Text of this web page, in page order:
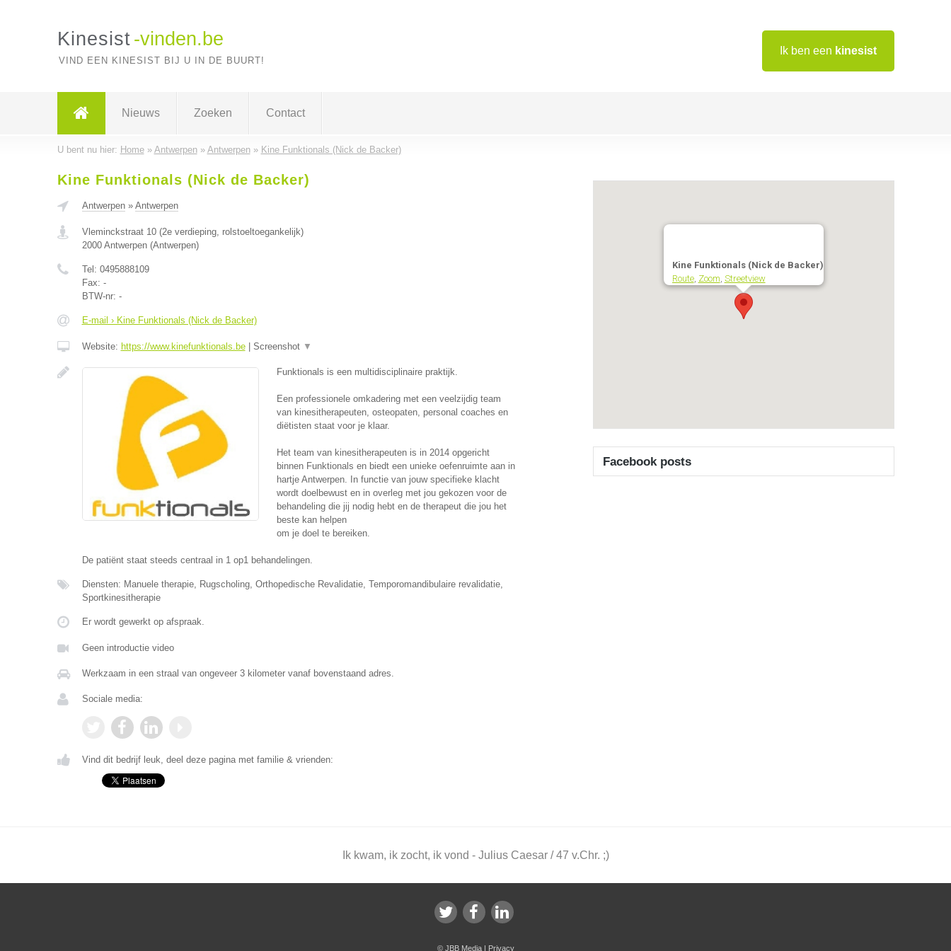
Ik ben een kinesist
Kinesist -vinden.be
VIND EEN KINESIST BIJ U IN DE BUURT!
Nieuws Zoeken Contact
U bent nu hier: Home» Antwerpen» Antwerpen» Kine Funktionals (Nick de Backer)
Kine Funktionals (Nick de Backer)
Antwerpen» Antwerpen
Vleminckstraat 10 (2e verdieping, rolstoeltoegankelijk)
2000 Antwerpen(Antwerpen)
Tel: 0495888109
Fax: -
BTW-nr: -
E-mail › Kine Funktionals (Nick de Backer)
Website: https://www.kinefunktionals.be| Screenshot ▼
Funktionals is een multidisciplinaire praktijk.
Een professionele omkadering met een veelzijdig team
van kinesitherapeuten, osteopaten, personal coaches en
diëtisten staat voor je klaar.
Het team van kinesitherapeuten is in 2014 opgericht
binnen Funktionals en biedt een unieke oefenruimte aan in
hartje Antwerpen. In functie van jouw specifieke klacht
wordt doelbewust en in overleg met jou gekozen voor de
behandeling die jij nodig hebt en de therapeut die jou het
beste kan helpen
om je doel te bereiken.
De patiënt staat steeds centraal in 1 op1 behandelingen.
Diensten: Manuele therapie, Rugscholing, Orthopedische Revalidatie, Temporomandibulaire revalidatie,
Sportkinesitherapie
Er wordt gewerkt op afspraak.
Geen introductie video
Werkzaam in een straal van ongeveer 3 kilometer vanaf bovenstaand adres.
Sociale media:
Vind dit bedrijf leuk, deel deze pagina met familie & vrienden:
Kine Funktionals (Nick de Backer)
Route, Zoom Streetview
Facebook posts
Ik kwam, ik zocht, ik vond - Julius Caesar / 47 v.Chr. ;)
© JBB Media| Privacy